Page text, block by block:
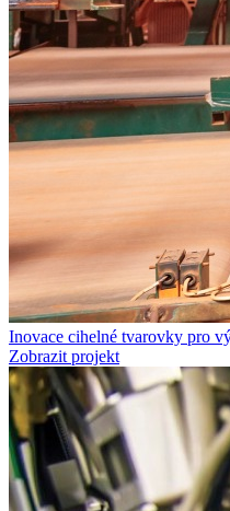
Inovace cihelné tvarovky pro
Zobrazit projekt